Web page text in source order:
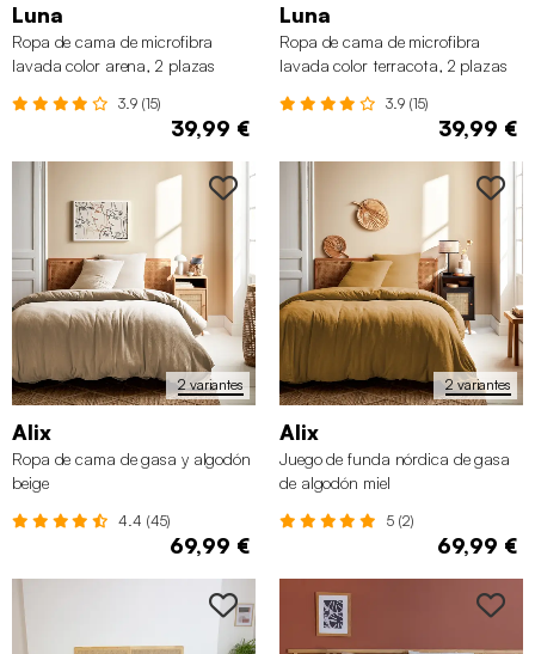
Luna
Ropa de cama de microfibra
lavada color arena, 2 plazas
3.9 (15)
39,99 €
Luna
Ropa de cama de microfibra
lavada color terracota, 2 plazas
3.9 (15)
39,99 €
2 variantes
Alix
Ropa de cama de gasa y algodón
beige
4.4 (45)
69,99 €
2 variantes
Alix
Juego de funda nórdica de gasa
de algodón miel
5 (2)
69,99 €
✖